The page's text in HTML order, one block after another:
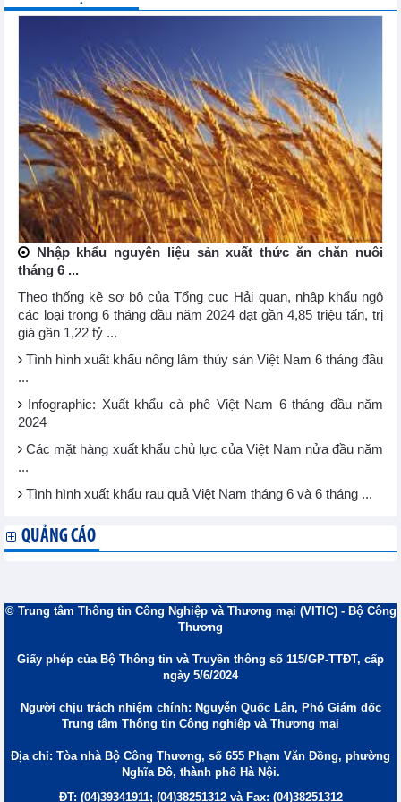
Nhập khẩu nguyên liệu sản xuất thức ăn chăn nuôi
tháng 6 ...
Theo thống kê sơ bộ của Tổng cục Hải quan, nhập khẩu ngô
các loại trong 6 tháng đầu năm 2024 đạt gần 4,85 triệu tấn, trị
giá gần 1,22 tỷ ...
Tình hình xuất khẩu nông lâm thủy sản Việt Nam 6 tháng đầu
...
Infographic: Xuất khẩu cà phê Việt Nam 6 tháng đầu năm
2024
Các mặt hàng xuất khẩu chủ lực của Việt Nam nửa đầu năm
...
Tình hình xuất khẩu rau quả Việt Nam tháng 6 và 6 tháng ...
QUẢNG CÁO
© Trung tâm Thông tin Công Nghiệp và Thương mại (VITIC) - Bộ Công
Thương
Giấy phép của Bộ Thông tin và Truyền thông số 115/GP-TTĐT, cấp
ngày 5/6/2024
Người chịu trách nhiệm chính: Nguyễn Quốc Lân, Phó Giám đốc
Trung tâm Thông tin Công nghiệp và Thương mại
Địa chỉ: Tòa nhà Bộ Công Thương, số 655 Phạm Văn Đồng, phường
Nghĩa Đô, thành phố Hà Nội.
ĐT: (04)39341911; (04)38251312 và Fax: (04)38251312